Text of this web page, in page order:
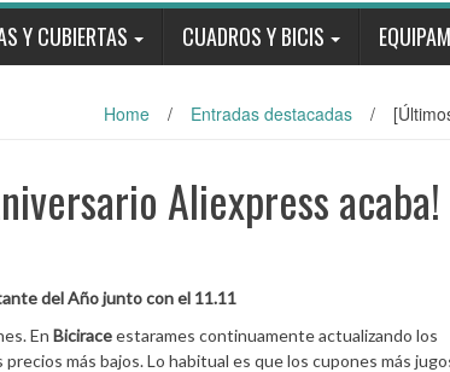
Y CUBIERTAS CUADROS Y BICIS
Home / Entradas destacadas /
Aliexpress acaba!
del Año junto con el 11.11
En Biciraceestarames continuamente actualizando los
más bajos. Lo habitual es que los cupones más